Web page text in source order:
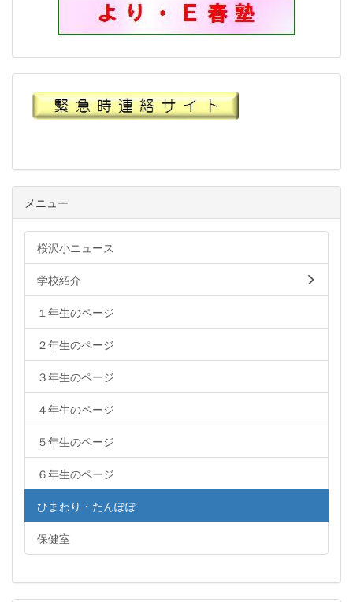
メニュー
桜沢小ニュース
学校紹介
１年生のページ
２年生のページ
３年生のページ
４年生のページ
５年生のページ
６年生のページ
ひまわり・たんぽぽ
保健室